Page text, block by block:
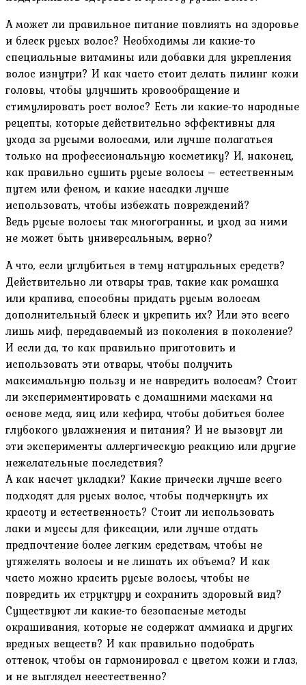
А может ли правильное питание повлиять на здоровье
и блеск русых волос? Необходимы ли какие-то
специальные витамины или добавки для укрепления
волос изнутри? И как часто стоит делать пилинг кожи
головы‚ чтобы улучшить кровообращение и
стимулировать рост волос? Есть ли какие-то народные
рецепты‚ которые действительно эффективны для
ухода за русыми волосами‚ или лучше полагаться
только на профессиональную косметику? И‚ наконец‚
как правильно сушить русые волосы – естественным
путем или феном‚ и какие насадки лучше
использовать‚ чтобы избежать повреждений?
Ведь русые волосы так многогранны‚ и уход за ними
не может быть универсальным‚ верно?
А что‚ если углубиться в тему натуральных средств?
Действительно ли отвары трав‚ такие как ромашка
или крапива‚ способны придать русым волосам
дополнительный блеск и укрепить их? Или это всего
лишь миф‚ передаваемый из поколения в поколение?
И если да‚ то как правильно приготовить и
использовать эти отвары‚ чтобы получить
максимальную пользу и не навредить волосам? Стоит
ли экспериментировать с домашними масками на
основе меда‚ яиц или кефира‚ чтобы добиться более
глубокого увлажнения и питания? И не вызовут ли
эти эксперименты аллергическую реакцию или другие
нежелательные последствия?
А как насчет укладки? Какие прически лучше всего
подходят для русых волос‚ чтобы подчеркнуть их
красоту и естественность? Стоит ли использовать
лаки и муссы для фиксации‚ или лучше отдать
предпочтение более легким средствам‚ чтобы не
утяжелять волосы и не лишать их объема? И как
часто можно красить русые волосы‚ чтобы не
повредить их структуру и сохранить здоровый вид?
Существуют ли какие-то безопасные методы
окрашивания‚ которые не содержат аммиака и других
вредных веществ? И как правильно подобрать
оттенок‚ чтобы он гармонировал с цветом кожи и глаз‚
и не выглядел неестественно?